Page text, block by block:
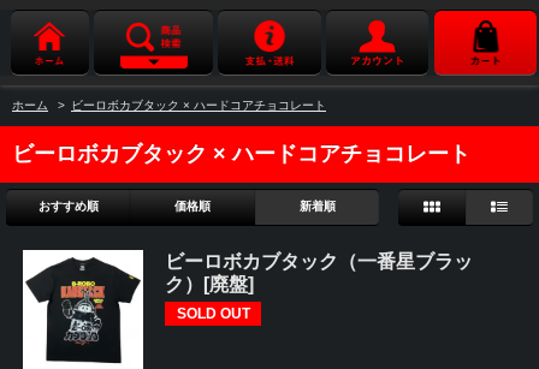
ホーム > ビーロボカブタック × ハードコアチョコレート
ビーロボカブタック × ハードコアチョコレート
おすすめ順 価格順 新着順
ビーロボカブタック（一番星ブラッ
ク）[廃盤]
SOLD OUT